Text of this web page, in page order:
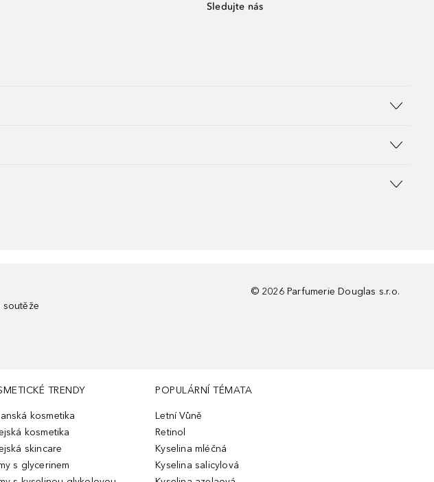
Sledujte nás
© 2026 Parfumerie Douglas s.r.o.
TRENDY
kosmetika
kosmetika
skincare
s glycerinem
POPULÁRNÍ TÉMATA
Letní Vůně
Retinol
Kyselina mléčná
Kyselina salicylová